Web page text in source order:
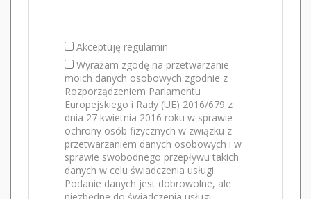
Akceptuję regulamin
Wyrażam zgodę na przetwarzanie
moich danych osobowych zgodnie z
Rozporządzeniem Parlamentu
Europejskiego i Rady (UE) 2016/679 z
dnia 27 kwietnia 2016 roku w sprawie
ochrony osób fizycznych w związku z
przetwarzaniem danych osobowych i w
sprawie swobodnego przepływu takich
danych w celu świadczenia usługi.
Podanie danych jest dobrowolne, ale